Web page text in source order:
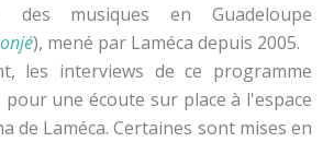
des musiques en Guadeloupe
), mené par Laméca depuis 2005.
les interviews de ce programme
une écoute sur place à l'espace
de Laméca. Certaines sont mises en